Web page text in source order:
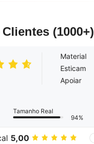
(1000+)
Material
Esticam
Apoiar
Tamanho Real
94%
5,00